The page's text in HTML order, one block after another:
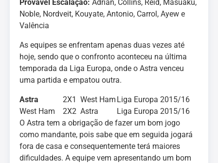
Provável Escalação: Adrián, Collins, Reid, Masuaku,
Noble, Nordveit, Kouyate, Antonio, Carrol, Ayew e
Valência
As equipes se enfrentam apenas duas vezes até
hoje, sendo que o confronto aconteceu na última
temporada da Liga Europa, onde o Astra venceu
uma partida e empatou outra.
Astra 2X1 West Ham Liga Europa 2015/16
West Ham
2X2 Astra
Liga Europa 2015/16
O Astra tem a obrigação de fazer um bom jogo
como mandante, pois sabe que em seguida jogará
fora de casa e consequentemente terá maiores
dificuldades. A equipe vem apresentando um bom